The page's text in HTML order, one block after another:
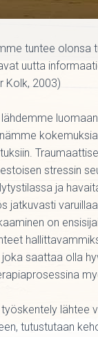
tuntee olonsa
uutta
Kolk, 2003)
stressin
ja
jatkuvasti
on
saattaa olla
lähtee
tutustutaan